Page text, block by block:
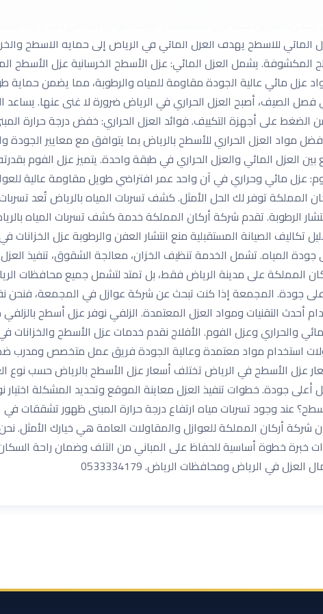
المائي للأسطح يهدف العزل المائي في الرياض إلى حماية الأسطح
يشمل العزل المائي: عزل الأسطح الخرسانية عزل الأسطح
عزل مائي عالية الجودة مقاومة للمياه والرطوبة، مما يضمن حماية
فصل الصيف، أصبح العزل الحراري في الرياض ضرورة لا غنى عنها. يساعد
الضغط على أجهزة التكييف. فوائد العزل الحراري: خفض درجة حرارة
مواد العزل الحراري للأسطح بالرياض بما يتوافق مع معايير
بين العزل المائي والعزل الحراري في طبقة واحدة. يتميز عزل الفوم
عزل مائي وحراري في آن واحد عمر افتراضي طويل مقاومة عالية
المملكة توفر لك الحل الأمثل. كشف تسربات المياه بالرياض تُعد
الرطوبة. تقدم شركة أركان المملكة خدمة كشف تسربات المياه
تكاليف الصيانة المستقبلية منع انتشار العفن والرطوبة عزل
جودة المياه. تشمل الخدمة تنظيف الخزان، معالجة الشقوق، تنفيذ
المملكة على مدينة الرياض فقط، بل تمتد لتشمل جميع محافظات
جودة. المجمعة إذا كنت تبحث عن شركة عوازل في المجمعة،
أحدث التقنيات ومواد العزل المعتمدة. الزلفي نوفر عزل أسطح
والحراري وعزل الفوم. الأفلاج نقدم خدمات عزل الأسطح والخزانات
استخدام مواد معتمدة وعالية الجودة فريق عمل متخصص ومدرب
عزل الأسطح في الرياض تختلف أسعار عزل الأسطح بالرياض حسب نوع
جودة. خطوات تنفيذ العزل معاينة الموقع وتحديد المشكلة اختيار
عند وجود تسربات مياه ارتفاع درجة حرارة المبنى ظهور
شركة أركان المملكة للعوازل والمقاولات العامة هي خيارك الأمثل.
خبرة خطوة أساسية للحفاظ على المباني من التلف وضمان راحة
في الرياض ومحافظات الرياض. 0533334179